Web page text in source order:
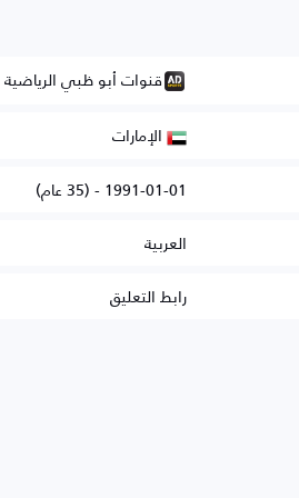
قنوات أبو ظبي الرياضية
الإمارات
1991-01-01 - (35 عام)
العربية
رابط التعليق